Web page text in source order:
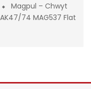
Magpul – Chwyt
74 MAG537 Flat